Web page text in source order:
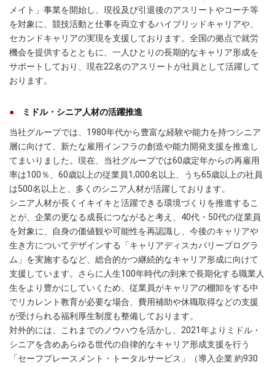
メイト」事業を開始し、現役及び引退後のアスリートやコーチ等
を対象に、競技活動と仕事を両立するハイブリッドキャリアや、
セカンドキャリアの実現を支援しております。全国の拠点で就労
機会を提供するとともに、一人ひとりの長期的なキャリア形成を
サポートしており、現在22名のアスリートが社員として活躍して
おります。
ミドル・シニア人材の活躍推進
当社グループでは、1980年代から豊富な経験や能力を持つシニア
層に向けて、新たな雇用インフラの創造や能力開発支援を推進し
てまいりました。現在、当社グループでは60歳定年からの再雇用
率は100％、60歳以上の従業員1,000名以上、うち65歳以上の社員
は500名以上と、多くのシニア人材が活躍しております。
シニア人材が長くイキイキと活躍できる環境づくりを推進するこ
とが、企業の更なる成長につながると考え、40代・50代の従業員
を対象に、自身の価値観や可能性を再認識し、今後のキャリアや
生き方についてデザインする「キャリアディスカバリープログラ
ム」を実施するなど、総合的かつ継続的なキャリア形成に向けて
支援しています。さらに人生100年時代の到来で長期化する職業人
生をより豊かにしていくため、従業員がキャリアの棚卸をする中
でリカレント教育が必要な場合、費用補助や休職取得などの支援
が受けられる福利厚生制度も整備しております。
対外的には、これまでのノウハウを活かし、2021年よりミドル・
シニアを含めあらゆる世代の自律的なキャリア形成支援を行う
「セーフプレースメント・トータルサービス」（導入企業 約930